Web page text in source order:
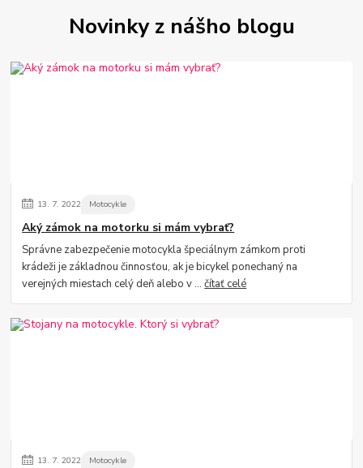
Novinky z nášho blogu
13. 7. 2022 Motocykle
Aký zámok na motorku si mám vybrať?
Správne zabezpečenie motocykla špeciálnym zámkom proti
krádeži je základnou činnosťou, ak je bicykel ponechaný na
verejných miestach celý deň alebo v ...čítať celé
13. 7. 2022 Motocykle